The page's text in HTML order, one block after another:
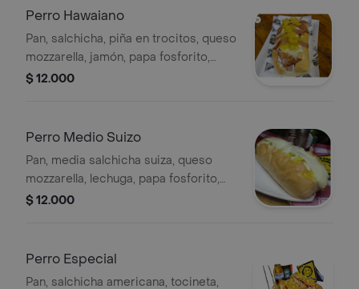
Perro Hawaiano
Pan, salchicha, piña en trocitos, queso
mozzarella, jamón, papa fosforito,
lechuga, salsa de piña, salsa tártara y
$ 12.000
Perro Medio Suizo
Pan, media salchicha suiza, queso
mozzarella, lechuga, papa fosforito,
salsa tártara y salsa de piña.
$ 12.000
Perro Especial
Pan, salchicha americana, tocineta,